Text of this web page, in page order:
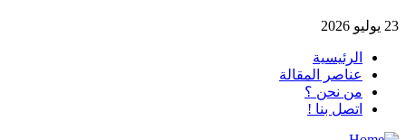
23 يوليو 2026
الرئيسية
عناصر المقالة
من نحن ؟
اتصل بنا !